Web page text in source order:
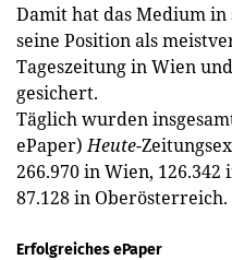
Damit hat das Medium in
seine Position als
Tageszeitung in Wien
gesichert.
Täglich wurden
ePaper)Heute-
266.970 in Wien,
87.128 in Oberösterreich.
Erfolgreiches ePaper